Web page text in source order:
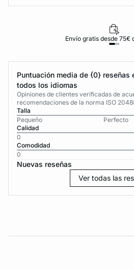
Envío gratis desde 75€
Puntuación media de {0} reseñas
todos los idiomas
Opiniones de clientes verificadas de
recomendaciones de la norma ISO
Talla
Pequeño
Perfecto
Calidad
0
Comodidad
0
Nuevas reseñas
Ver todas las